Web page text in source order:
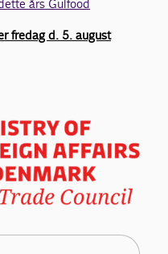
års Gulfood
fredag d. 5. august